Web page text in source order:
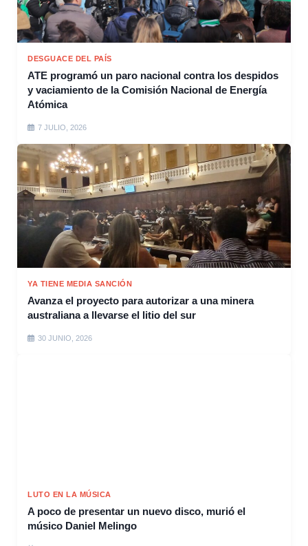
DESGUACE DEL PAÍS
ATE programó un paro nacional contra los despidos
y vaciamiento de la Comisión Nacional de Energía
Atómica
7 JULIO, 2026
YA TIENE MEDIA SANCIÓN
Avanza el proyecto para autorizar a una minera
australiana a llevarse el litio del sur
30 JUNIO, 2026
LUTO EN LA MÚSICA
A poco de presentar un nuevo disco, murió el
músico Daniel Melingo